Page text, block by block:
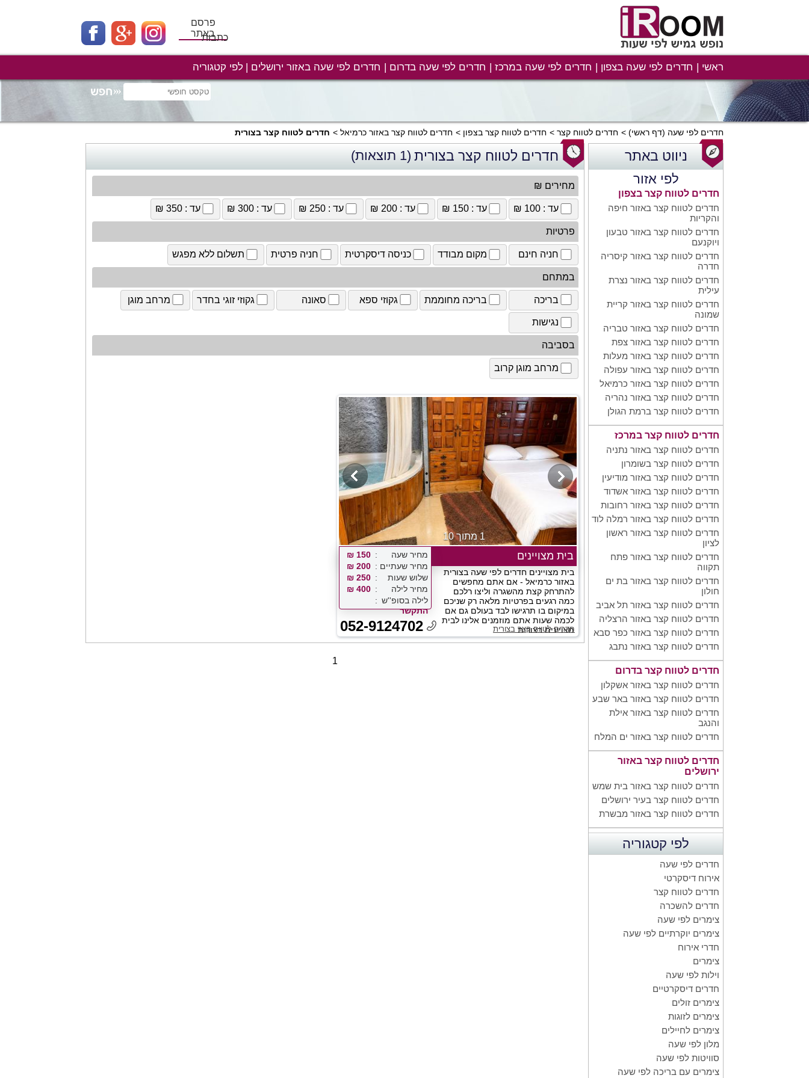
פרסם
באתרכתבות
ראשי חדרים לפי שעה בצפון חדרים לפי שעה במרכז חדרים לפי שעה בדרום חדרים לפי שעה באזור ירושלים לפי קטגוריה
חדרים לפי שעה (דף ראשי) חדרים לטווח קצר חדרים לטווח קצר בצפון חדרים לטווח קצר באזור כרמיאל חדרים לטווח קצר בצורית
ניווט באתר
לפי אזור
חדרים לטווח קצר בצפון
חדרים לטווח קצר באזור חיפה
והקריות
חדרים לטווח קצר באזור טבעון
ויוקנעם
חדרים לטווח קצר באזור קיסריה
חדרה
חדרים לטווח קצר באזור נצרת
עילית
חדרים לטווח קצר באזור קריית
שמונה
חדרים לטווח קצר באזור טבריה
חדרים לטווח קצר באזור צפת
חדרים לטווח קצר באזור מעלות
חדרים לטווח קצר באזור עפולה
חדרים לטווח קצר באזור כרמיאל
חדרים לטווח קצר באזור נהריה
חדרים לטווח קצר ברמת הגולן
חדרים לטווח קצר במרכז
חדרים לטווח קצר באזור נתניה
חדרים לטווח קצר בשומרון
חדרים לטווח קצר באזור מודיעין
חדרים לטווח קצר באזור אשדוד
חדרים לטווח קצר באזור רחובות
חדרים לטווח קצר באזור רמלה לוד
חדרים לטווח קצר באזור ראשון
לציון
חדרים לטווח קצר באזור פתח
תקווה
חדרים לטווח קצר באזור בת ים
חולון
חדרים לטווח קצר באזור תל אביב
חדרים לטווח קצר באזור הרצליה
חדרים לטווח קצר באזור כפר סבא
חדרים לטווח קצר באזור נתבג
חדרים לטווח קצר בדרום
חדרים לטווח קצר באזור אשקלון
חדרים לטווח קצר באזור באר שבע
חדרים לטווח קצר באזור אילת
והנגב
חדרים לטווח קצר באזור ים המלח
חדרים לטווח קצר באזור
ירושלים
חדרים לטווח קצר באזור בית שמש
חדרים לטווח קצר בעיר ירושלים
חדרים לטווח קצר באזור מבשרת
לפי קטגוריה
חדרים לפי שעה
אירוח דיסקרטי
חדרים לטווח קצר
חדרים להשכרה
צימרים לפי שעה
צימרים יוקרתיים לפי שעה
חדרי אירוח
צימרים
וילות לפי שעה
חדרים דיסקרטיים
צימרים זולים
צימרים לזוגות
צימרים לחיילים
מלון לפי שעה
סוויטות לפי שעה
צימרים עם בריכה לפי שעה
חדרים לטווח קצר בצורית (1 תוצאות)
מחירים ₪
עד : 100 ₪ עד : 150 ₪ עד : 200 ₪ עד : 250 ₪ עד : 300 ₪ עד : 350 ₪
פרטיות
חניה חינם מקום מבודד כניסה דיסקרטית חניה פרטית תשלום ללא מפגש
במתחם
בריכה בריכה מחוממת גקוזי ספא סאונה גקוזי זוגי בחדר מרחב מוגן
נגישות
בסביבה
מרחב מוגן קרוב
1 מתוך 10
בית מצויינים
בית מצויינים חדרים לפי שעה בצורית
באזור כרמיאל - אם אתם מחפשים
להתרחק קצת מהשגרה וליצו רלכם
כמה רגעים בפרטיות מלאה רק שניכם
במיקום בו תרגישו לבד בעולם גם אם
לכמה שעות אתם מוזמנים אלינו לבית
מצויינים בצורית...
חדרים לטווח קצר בצורית
מחיר שעה
150 ₪
מחיר שעתיים
200 ₪
שלוש שעות
250 ₪
מחיר לילה
400 ₪
לילה בסופ''ש
התקשר
052-9124702
1